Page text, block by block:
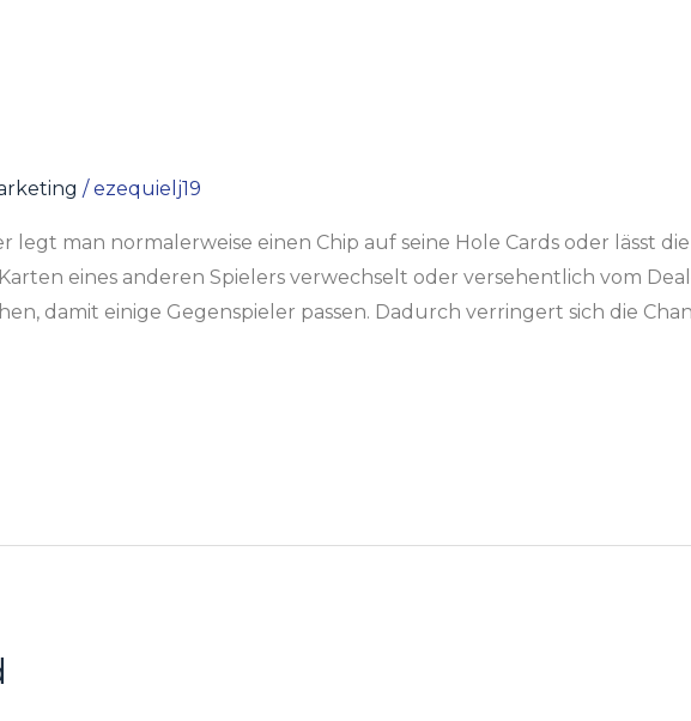
/ezequielj19
legt man normalerweise einen Chip auf seine Hole Cards oder lässt
eines anderen Spielers verwechselt oder versehentlich vom
damit einige Gegenspieler passen. Dadurch verringert sich die